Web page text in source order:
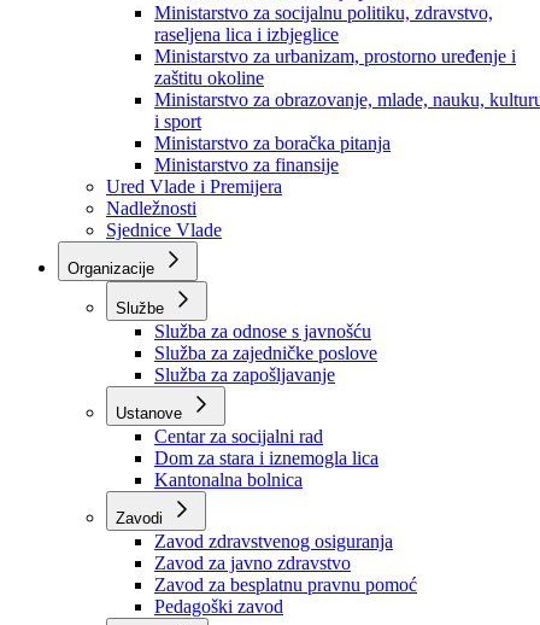
Ministarstvo za privredu
Ministarstvo za pravosuđe, upravu i radne odnose
Ministarstvo za unutrašnje poslove
Ministarstvo za socijalnu politiku, zdravstvo,
raseljena lica i izbjeglice
Ministarstvo za urbanizam, prostorno uređenje i
zaštitu okoline
Ministarstvo za obrazovanje, mlade, nauku,
i sport
Ministarstvo za boračka pitanja
Ministarstvo za finansije
Ured Vlade i Premijera
Nadležnosti
Sjednice Vlade
Organizacije
Službe
Služba za odnose s javnošću
Služba za zajedničke poslove
Služba za zapošljavanje
Ustanove
Centar za socijalni rad
Dom za stara i iznemogla lica
Kantonalna bolnica
Zavodi
Zavod zdravstvenog osiguranja